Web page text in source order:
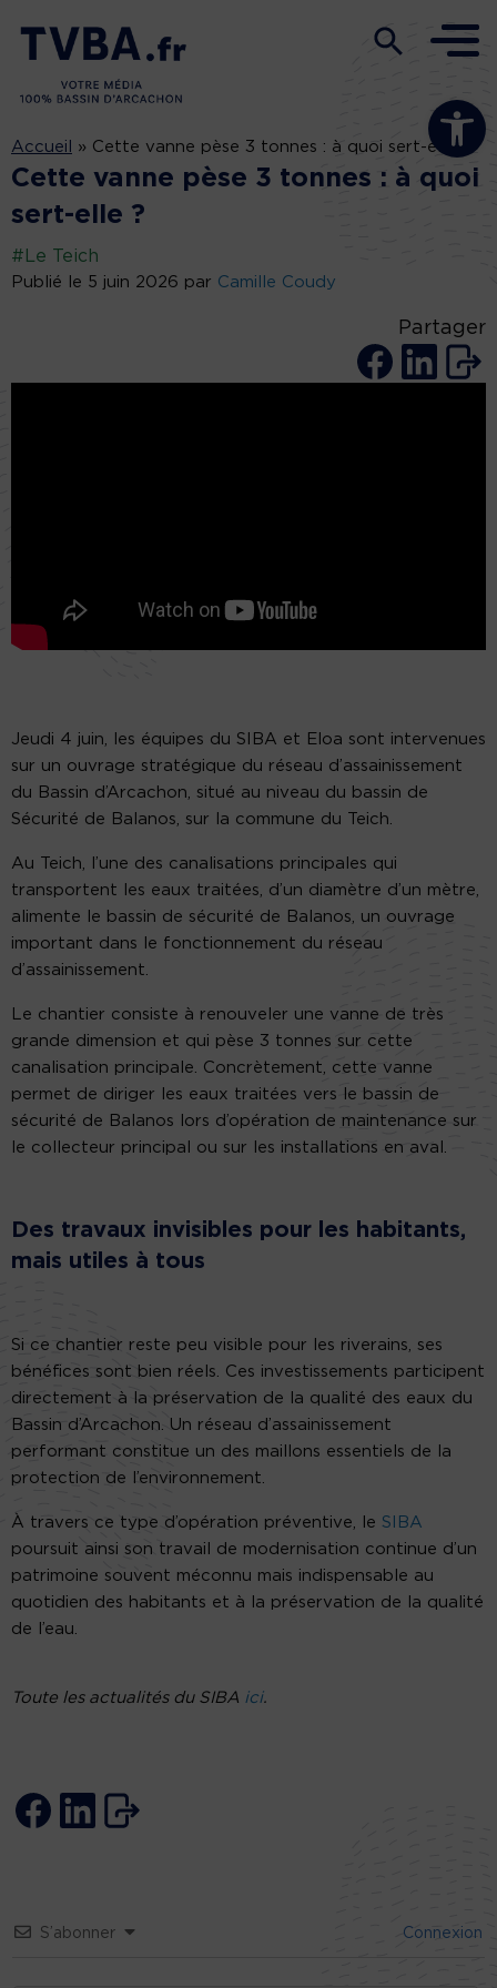
Ouvrir la
Accueil » Cette vanne pèse 3 tonnes : à quoi sert-elle ?
Cette vanne pèse 3 tonnes : à quoi
sert-elle ?
#Le Teich
Publié le 5 juin 2026 par Camille Coudy
Partager
Jeudi 4 juin, les équipes du SIBA et Eloa sont intervenues
sur un ouvrage stratégique du réseau d’assainissement
du Bassin d’Arcachon, situé au niveau du bassin de
Sécurité de Balanos, sur la commune du Teich.
Au Teich, l’une des canalisations principales qui
transportent les eaux traitées, d’un diamètre d’un mètre,
alimente le bassin de sécurité de Balanos, un ouvrage
important dans le fonctionnement du réseau
d’assainissement.
Le chantier consiste à renouveler une vanne de très
grande dimension et qui pèse 3 tonnes sur cette
canalisation principale. Concrètement, cette vanne
permet de diriger les eaux traitées vers le bassin de
sécurité de Balanos lors d’opération de maintenance sur
le collecteur principal ou sur les installations en aval.
Des travaux invisibles pour les habitants,
mais utiles à tous
Si ce chantier reste peu visible pour les riverains, ses
bénéfices sont bien réels. Ces investissements participent
directement à la préservation de la qualité des eaux du
Bassin d’Arcachon. Un réseau d’assainissement
performant constitue un des maillons essentiels de la
protection de l’environnement.
À travers ce type d’opération préventive, le SIBA
poursuit ainsi son travail de modernisation continue d’un
patrimoine souvent méconnu mais indispensable au
quotidien des habitants et à la préservation de la qualité
de l’eau.
Toute les actualités du SIBA ici.
S’abonner Connexion